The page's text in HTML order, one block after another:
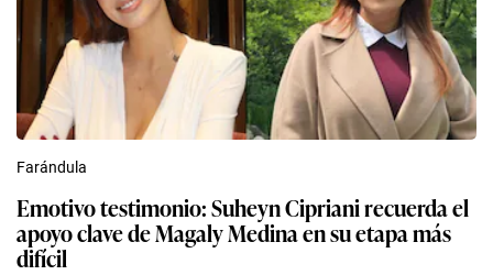
Farándula
Emotivo testimonio: Suheyn Cipriani recuerda el
apoyo clave de Magaly Medina en su etapa más
difícil